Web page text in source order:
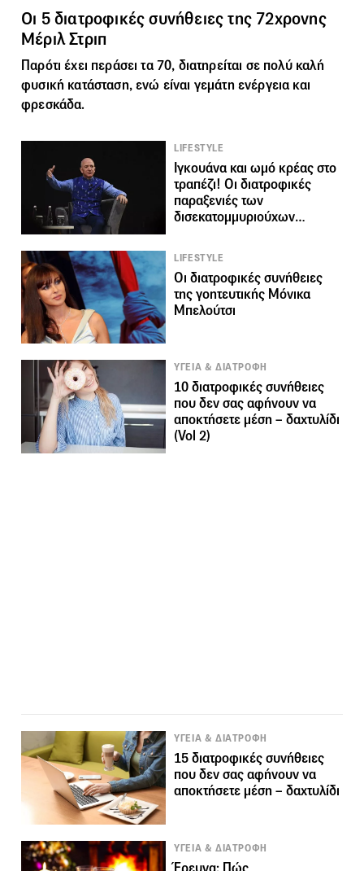
Οι 5 διατροφικές συνήθειες της 72χρονης
Μέριλ Στριπ
Παρότι έχει περάσει τα 70, διατηρείται σε πολύ καλή
φυσική κατάσταση, ενώ είναι γεμάτη ενέργεια και
φρεσκάδα.
LIFESTYLE
Ιγκουάνα και ωμό κρέας στο
τραπέζι! Οι διατροφικές
παραξενιές των
δισεκατομμυριούχων…
LIFESTYLE
Οι διατροφικές συνήθειες
της γοητευτικής Μόνικα
Μπελούτσι
ΥΓΕΙΑ & ΔΙΑΤΡΟΦΗ
10 διατροφικές συνήθειες
που δεν σας αφήνουν να
αποκτήσετε μέση – δαχτυλίδι
(Vol 2)
ΥΓΕΙΑ & ΔΙΑΤΡΟΦΗ
15 διατροφικές συνήθειες
που δεν σας αφήνουν να
αποκτήσετε μέση – δαχτυλίδι
ΥΓΕΙΑ & ΔΙΑΤΡΟΦΗ